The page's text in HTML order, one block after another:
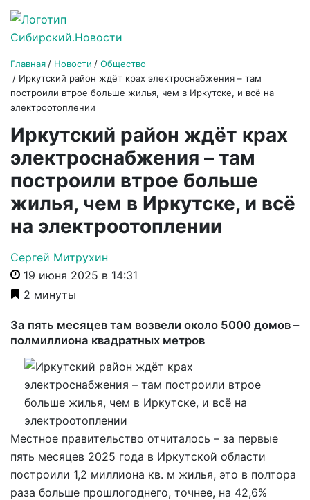
Главная Новости
Общество
Иркутский район ждёт крах электроснабжения – там
построили втрое больше жилья, чем в Иркутске, и всё на
электроотоплении
Иркутский район ждёт крах
электроснабжения – там
построили втрое больше
жилья, чем в Иркутске, и всё
на электроотоплении
Сергей Митрухин
19 июня 2025 в 14:31
2 минуты
За пять месяцев там возвели около 5000 домов –
полмиллиона квадратных метров
Местное правительство отчиталось – за первые
пять месяцев 2025 года в Иркутской области
построили 1,2 миллиона кв. м жилья, это в полтора
раза больше прошлогоднего, точнее, на 42,6%